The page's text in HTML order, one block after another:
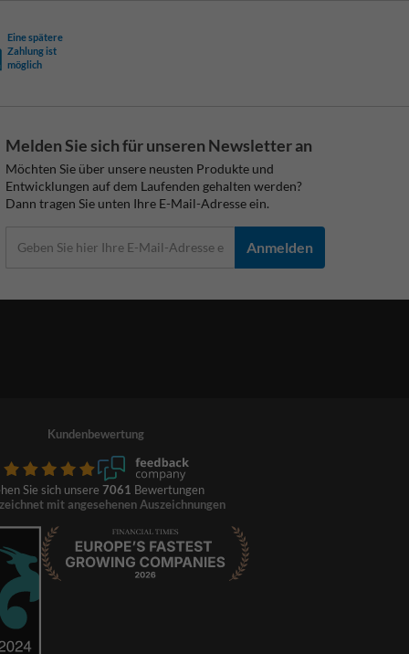
Eine spätere
Zahlung ist
möglich
Melden Sie sich für unseren Newsletter an
Möchten Sie über unsere neusten Produkte und
Entwicklungen auf dem Laufenden gehalten werden?
Dann tragen Sie unten Ihre E-Mail-Adresse ein.
Anmelden
Kundenbewertung
Sie sich unsere 7061 Bewertungen
mit angesehenen Auszeichnungen